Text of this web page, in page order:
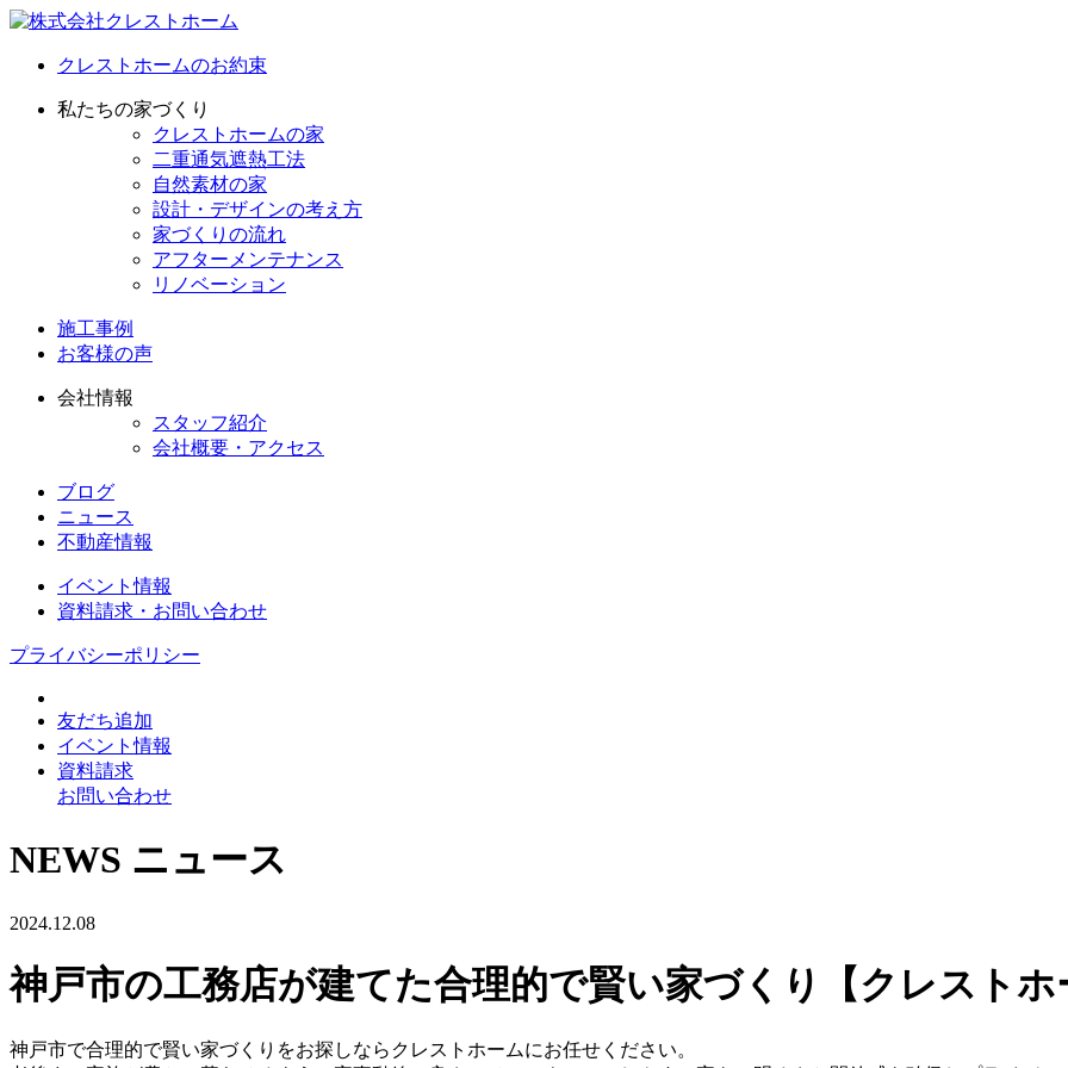
クレストホームのお約束
私たちの家づくり
クレストホームの家
二重通気遮熱工法
自然素材の家
設計・デザインの考え方
家づくりの流れ
アフターメンテナンス
リノベーション
施工事例
お客様の声
会社情報
スタッフ紹介
会社概要・アクセス
ブログ
ニュース
不動産情報
イベント情報
資料請求・お問い合わせ
プライバシーポリシー
友だち追加
イベント情報
資料請求
お問い合わせ
NEWS ニュース
2024.12.08
神戸市の工務店が建てた合理的で賢い家づくり【クレストホ
神戸市で合理的で賢い家づくりをお探しならクレストホームにお任せください。